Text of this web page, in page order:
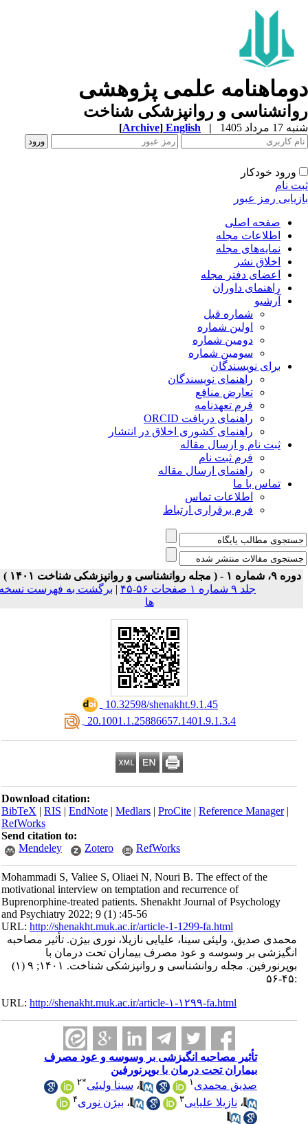
علمی پژوهشی
و روانپزشکی شناخت
مرداد 1405 |
English
[Archive]
ورود خودکار
نام
رمز عبور
صفحه اصلی
اطلاعات مجله
نمایه‌های مجله
اخلاق نشر
اعضای دفتر مجله
راهنمای داوران
آرشیو
شماره قبل
اولین شماره
دومین شماره
سومین شماره
برای نویسندگان
راهنمای نویسندگان
تعارض منافع
فرم تعهدنامه
راهنمای دریافت ORCID
راهنمای کشوری اخلاق در انتشار
ثبت نام و ارسال مقاله
فرم ثبت نام
راهنمای ارسال مقاله
تماس با ما
اطلاعات تماس
فرم برقراری ارتباط
شماره ۱ - ( مجله روانشناسی و روانپزشکی شناخت ۱۴۰۱ )
جلد ۹ شماره ۱ صفحات ۵۶-۴۵
|برگشت به فهرست نسخه
ها
‎ 10.32598/shenakht.9.1.45
‎ 20.1001.1.25886657.1401.9.1.3.4
Download citation:
BibTeX|RIS|EndNote|Medlars|ProCite|Reference Manager
RefWorks
Send citation to:
Mendeley
Zotero RefWorks
Mohammadi S, Valiee S, Oliaei N, Nouri B. The effect of the
motivational interview on temptation and recurrence of
Buprenorphine-treated patients. Shenakht Journal of Psychology
and Psychiatry 2022; 9 (1) :45-56
URL:http://shenakht.muk.ac.ir/article-1-1299-fa.html
محمدی صدیق، ولیئی سینا، علیایی نازیلا، نوری بیژن. تأثیر مصاحبه
انگیزشی بر وسوسه و عود مصرف بیماران تحت درمان با
بوپرنورفین. مجله روانشناسی و روانپزشکی شناخت. ۱۴۰۱; ۹ (۱)
URL:http://shenakht.muk.ac.ir/article-۱-۱۲۹۹-fa.html
تأثیر مصاحبه انگیزشی بر وسوسه و عود مصرف
بیماران تحت درمان با بوپرنورفین
صدیق محمدی۱ ،سینا ولیئی ۲
،نازیلا علیایی ،بیژن نوری